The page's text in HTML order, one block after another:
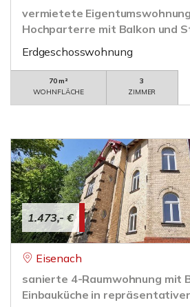
vermietete
Hochparterre mit Balkon und
Erdgeschosswohnung
70 m²
WOHNFLÄCHE
3
ZIMMER
1.473,- €
Eisenach
sanierte 4-Raumwohnung mit
Einbauküche in